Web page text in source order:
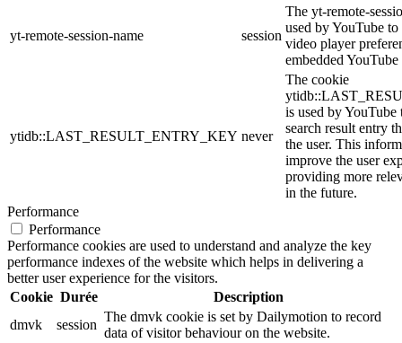
yt-remote-session-name session
The yt-remote-
used by YouTube to
video player
embedded
ytidb::LAST_RESULT_ENTRY_KEY never
The cookie
is used by YouTube
search result entry
the user. This
improve the user
providing more
in the future.
Performance
Performance
Performance cookies are used to understand and analyze the key
performance indexes of the website which helps in delivering a
better user experience for the visitors.
Cookie Durée
Description
dmvk
session
The dmvk cookie is set by Dailymotion to record
data of visitor behaviour on the website.